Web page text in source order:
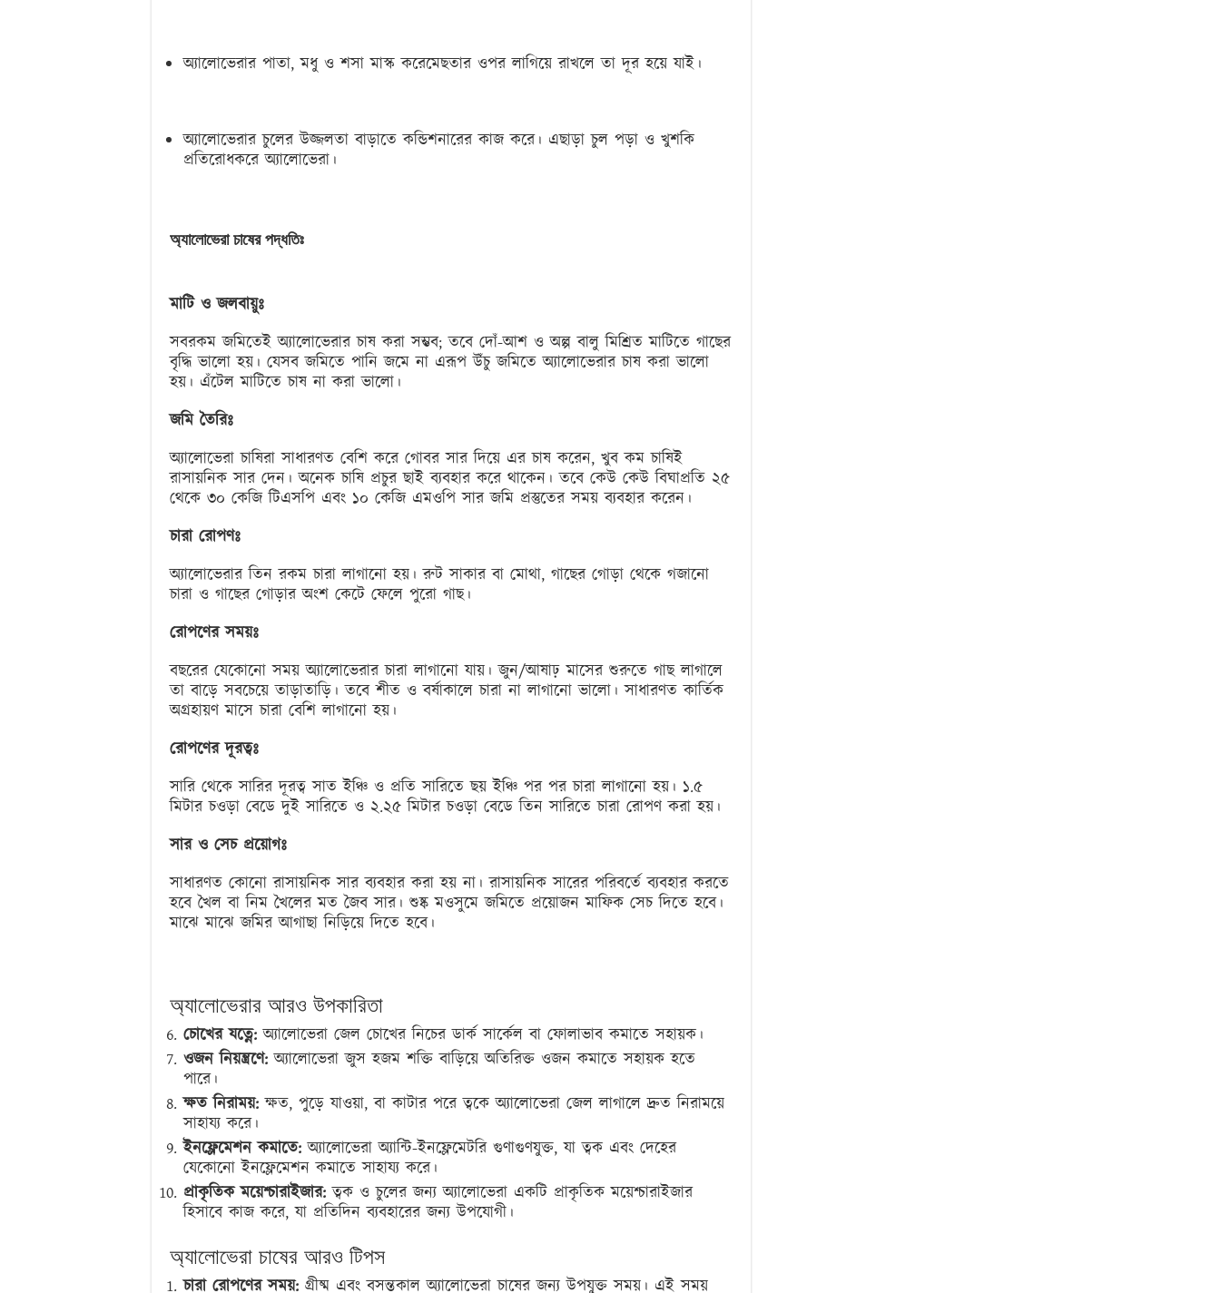
অ্যালোভেরার পাতা, মধু ও শসা মাস্ক করেমেছতার ওপর লাগিয়ে রাখলে তা দূর হয়ে যাই।
অ্যালোভেরার চুলের উজ্জলতা বাড়াতে কন্ডিশনারের কাজ করে। এছাড়া চুল পড়া ও খুশকি
প্রতিরোধকরে অ্যালোভেরা।
অ্যালোভেরা চাষের পদ্ধতিঃ
মাটি ও জলবায়ুঃ
সবরকম জমিতেই অ্যালোভেরার চাষ করা সম্ভব; তবে দোঁ-আশ ও অল্প বালু মিশ্রিত মাটিতে গাছের
বৃদ্ধি ভালো হয়। যেসব জমিতে পানি জমে না এরূপ উঁচু জমিতে অ্যালোভেরার চাষ করা ভালো
হয়। এঁটেল মাটিতে চাষ না করা ভালো।
জমি তৈরিঃ
অ্যালোভেরা চাষিরা সাধারণত বেশি করে গোবর সার দিয়ে এর চাষ করেন, খুব কম চাষিই
রাসায়নিক সার দেন। অনেক চাষি প্রচুর ছাই ব্যবহার করে থাকেন। তবে কেউ কেউ বিঘাপ্রতি ২৫
থেকে ৩০ কেজি টিএসপি এবং ১০ কেজি এমওপি সার জমি প্রস্তুতের সময় ব্যবহার করেন।
চারা রোপণঃ
অ্যালোভেরার তিন রকম চারা লাগানো হয়। রুট সাকার বা মোথা, গাছের গোড়া থেকে গজানো
চারা ও গাছের গোড়ার অংশ কেটে ফেলে পুরো গাছ।
রোপণের সময়ঃ
বছরের যেকোনো সময় অ্যালোভেরার চারা লাগানো যায়। জুন/আষাঢ় মাসের শুরুতে গাছ লাগালে
তা বাড়ে সবচেয়ে তাড়াতাড়ি। তবে শীত ও বর্ষাকালে চারা না লাগানো ভালো। সাধারণত কার্তিক
অগ্রহায়ণ মাসে চারা বেশি লাগানো হয়।
রোপণের দূরত্বঃ
সারি থেকে সারির দূরত্ব সাত ইঞ্চি ও প্রতি সারিতে ছয় ইঞ্চি পর পর চারা লাগানো হয়। ১.৫
মিটার চওড়া বেডে দুই সারিতে ও ২.২৫ মিটার চওড়া বেডে তিন সারিতে চারা রোপণ করা হয়।
সার ও সেচ প্রয়োগঃ
সাধারণত কোনো রাসায়নিক সার ব্যবহার করা হয় না। রাসায়নিক সারের পরিবর্তে ব্যবহার করতে
হবে খৈল বা নিম খৈলের মত জৈব সার। শুষ্ক মওসুমে জমিতে প্রয়োজন মাফিক সেচ দিতে হবে।
মাঝে মাঝে জমির আগাছা নিড়িয়ে দিতে হবে।
অ্যালোভেরার আরও উপকারিতা
চোখের যত্নে: অ্যালোভেরা জেল চোখের নিচের ডার্ক সার্কেল বা ফোলাভাব কমাতে সহায়ক।
ওজন নিয়ন্ত্রণে: অ্যালোভেরা জুস হজম শক্তি বাড়িয়ে অতিরিক্ত ওজন কমাতে সহায়ক হতে
পারে।
ক্ষত নিরাময়: ক্ষত, পুড়ে যাওয়া, বা কাটার পরে ত্বকে অ্যালোভেরা জেল লাগালে দ্রুত নিরাময়ে
সাহায্য করে।
ইনফ্লেমেশন কমাতে: অ্যালোভেরা অ্যান্টি-ইনফ্লেমেটরি গুণাগুণযুক্ত, যা ত্বক এবং দেহের
যেকোনো ইনফ্লেমেশন কমাতে সাহায্য করে।
প্রাকৃতিক ময়েশ্চারাইজার: ত্বক ও চুলের জন্য অ্যালোভেরা একটি প্রাকৃতিক ময়েশ্চারাইজার
হিসাবে কাজ করে, যা প্রতিদিন ব্যবহারের জন্য উপযোগী।
অ্যালোভেরা চাষের আরও টিপস
চারা রোপণের সময়: গ্রীষ্ম এবং বসন্তকাল অ্যালোভেরা চাষের জন্য উপযুক্ত সময়। এই সময়